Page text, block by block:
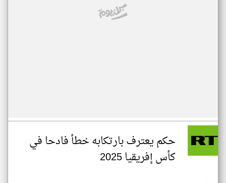
حكم يعترف بارتكابه خطأ فادحا في
كأس إفريقيا 2025